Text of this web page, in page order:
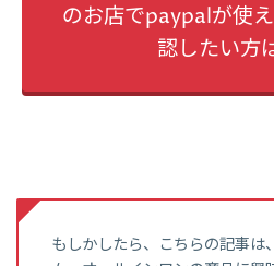
のお店でpaypalが使
認したい方
もしかしたら、こちらの記事は